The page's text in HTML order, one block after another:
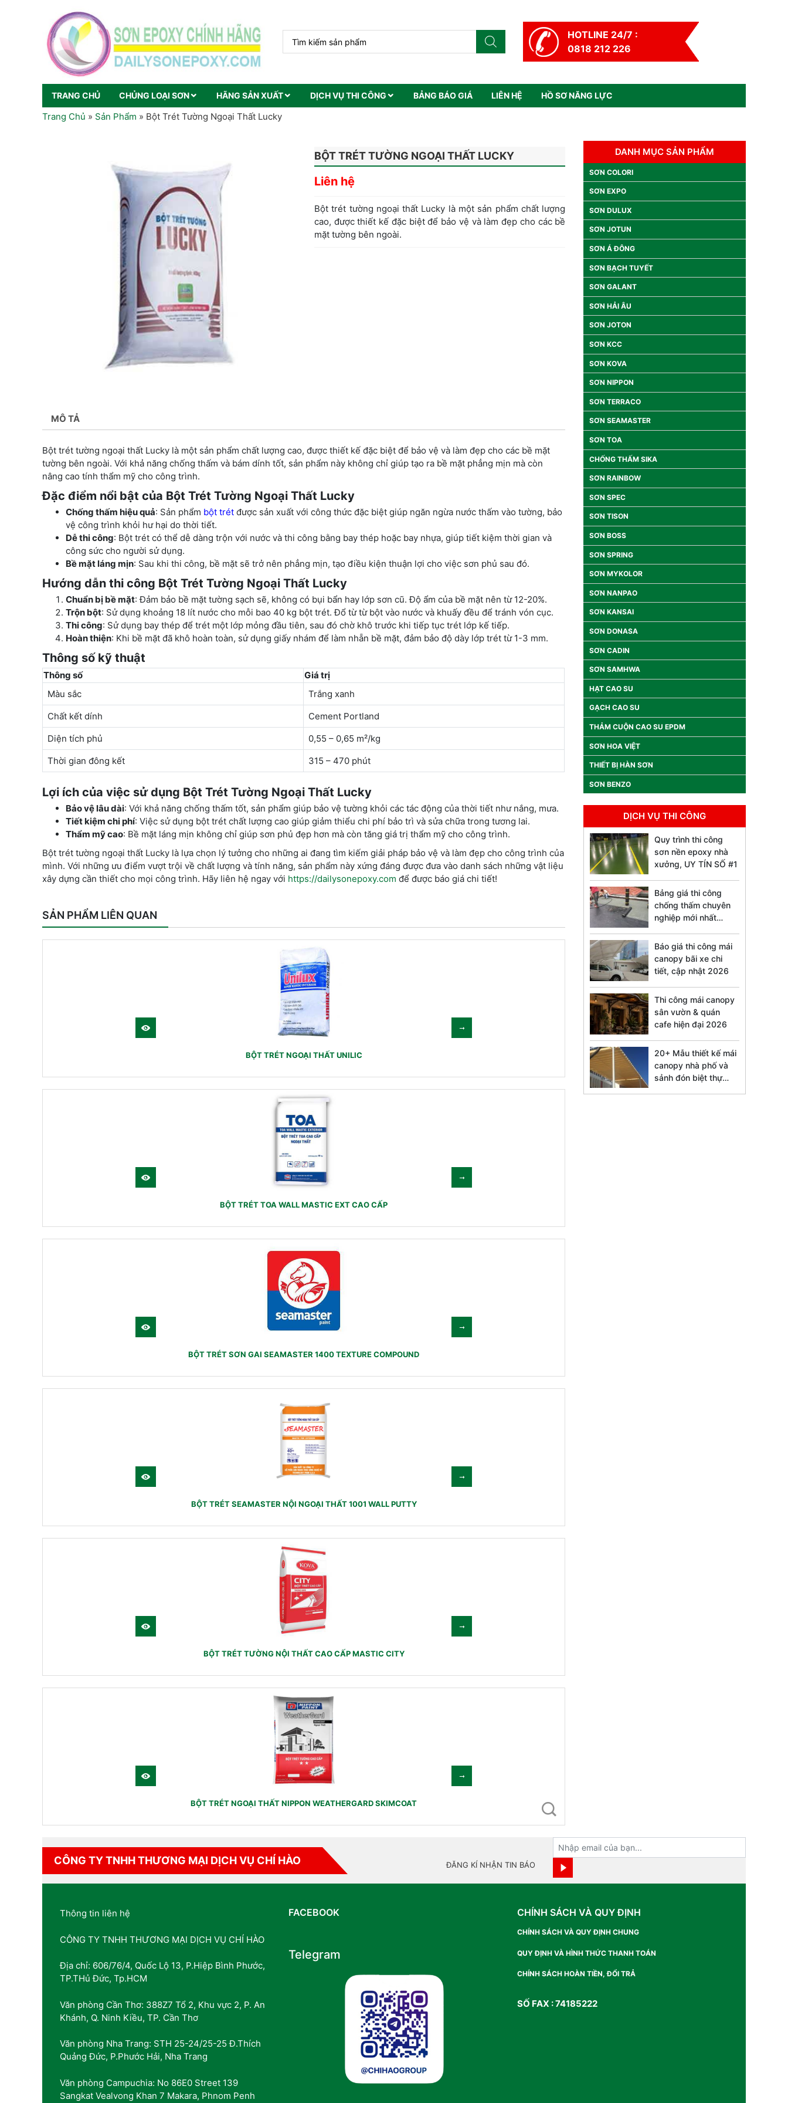
HOTLINE 24/7 :
0818 212 226
TRANG CHỦ CHỦNG LOẠI SƠN HÃNG SẢN XUẤT DỊCH VỤ THI CÔNG BẢNG BÁO GIÁ LIÊN HỆ HỒ SƠ NĂNG LỰC
Trang Chủ » Sản Phẩm » Bột Trét Tường Ngoại Thất Lucky
BỘT TRÉT TƯỜNG NGOẠI THẤT LUCKY
Liên hệ
Bột trét tường ngoại thất Lucky là một sản phẩm chất lượng
cao, được thiết kế đặc biệt để bảo vệ và làm đẹp cho các bề
mặt tường bên ngoài.
MÔ TẢ
Bột trét tường ngoại thất Lucky là một sản phẩm chất lượng cao, được thiết kế đặc biệt để bảo vệ và làm đẹp cho các bề mặt
tường bên ngoài. Với khả năng chống thấm và bám dính tốt, sản phẩm này không chỉ giúp tạo ra bề mặt phẳng mịn mà còn
nâng cao tính thẩm mỹ cho công trình.
Đặc điểm nổi bật của Bột Trét Tường Ngoại Thất Lucky
Chống thấm hiệu quả: Sản phẩm bột trét được sản xuất với công thức đặc biệt giúp ngăn ngừa nước thấm vào tường, bảo
vệ công trình khỏi hư hại do thời tiết.
Dễ thi công: Bột trét có thể dễ dàng trộn với nước và thi công bằng bay thép hoặc bay nhựa, giúp tiết kiệm thời gian và
công sức cho người sử dụng.
Bề mặt láng mịn: Sau khi thi công, bề mặt sẽ trở nên phẳng mịn, tạo điều kiện thuận lợi cho việc sơn phủ sau đó.
Hướng dẫn thi công Bột Trét Tường Ngoại Thất Lucky
Chuẩn bị bề mặt: Đảm bảo bề mặt tường sạch sẽ, không có bụi bẩn hay lớp sơn cũ. Độ ẩm của bề mặt nên từ 12-20%.
Trộn bột: Sử dụng khoảng 18 lít nước cho mỗi bao 40 kg bột trét. Đổ từ từ bột vào nước và khuấy đều để tránh vón cục.
Thi công: Sử dụng bay thép để trét một lớp mỏng đầu tiên, sau đó chờ khô trước khi tiếp tục trét lớp kế tiếp.
Hoàn thiện: Khi bề mặt đã khô hoàn toàn, sử dụng giấy nhám để làm nhẵn bề mặt, đảm bảo độ dày lớp trét từ 1-3 mm.
Thông số kỹ thuật
Thông số
Giá trị
Màu sắc
Trắng xanh
Chất kết dính
Cement Portland
Diện tích phủ
0,55 – 0,65 m²/kg
Thời gian đông kết
315 – 470 phút
Lợi ích của việc sử dụng Bột Trét Tường Ngoại Thất Lucky
Bảo vệ lâu dài: Với khả năng chống thấm tốt, sản phẩm giúp bảo vệ tường khỏi các tác động của thời tiết như nắng, mưa.
Tiết kiệm chi phí: Việc sử dụng bột trét chất lượng cao giúp giảm thiểu chi phí bảo trì và sửa chữa trong tương lai.
Thẩm mỹ cao: Bề mặt láng mịn không chỉ giúp sơn phủ đẹp hơn mà còn tăng giá trị thẩm mỹ cho công trình.
Bột trét tường ngoại thất Lucky là lựa chọn lý tưởng cho những ai đang tìm kiếm giải pháp bảo vệ và làm đẹp cho công trình của
mình. Với những ưu điểm vượt trội về chất lượng và tính năng, sản phẩm này xứng đáng được đưa vào danh sách những vật liệu
xây dựng cần thiết cho mọi công trình. Hãy liên hệ ngay với https://dailysonepoxy.com để được báo giá chi tiết!
SẢN PHẨM LIÊN QUAN
BỘT TRÉT NGOẠI THẤT UNILIC
BỘT TRÉT TOA WALL MASTIC EXT CAO CẤP
BỘT TRÉT SƠN GAI SEAMASTER 1400 TEXTURE COMPOUND
BỘT TRÉT SEAMASTER NỘI NGOẠI THẤT 1001 WALL PUTTY
BỘT TRÉT TƯỜNG NỘI THẤT CAO CẤP MASTIC CITY
BỘT TRÉT NGOẠI THẤT NIPPON WEATHERGARD SKIMCOAT
DANH MỤC SẢN PHẨM
SƠN COLORI
SƠN EXPO
SƠN DULUX
SƠN JOTUN
SƠN Á ĐÔNG
SƠN BẠCH TUYẾT
SƠN GALANT
SƠN HẢI ÂU
SƠN JOTON
SƠN KCC
SƠN KOVA
SƠN NIPPON
SƠN TERRACO
SƠN SEAMASTER
SƠN TOA
CHỐNG THẤM SIKA
SƠN RAINBOW
SƠN SPEC
SƠN TISON
SƠN BOSS
SƠN SPRING
SƠN MYKOLOR
SƠN NANPAO
SƠN KANSAI
SƠN DONASA
SƠN CADIN
SƠN SAMHWA
HẠT CAO SU
GẠCH CAO SU
THẢM CUỘN CAO SU EPDM
SƠN HOA VIỆT
THIẾT BỊ HÀN SƠN
SƠN BENZO
DỊCH VỤ THI CÔNG
Quy trình thi công
sơn nền epoxy nhà
xưởng, UY TÍN SỐ #1
Bảng giá thi công
chống thấm chuyên
nghiệp mới nhất
Báo giá thi công mái
canopy bãi xe chi
tiết, cập nhật 2026
Thi công mái canopy
sân vườn & quán
cafe hiện đại 2026
20+ Mẫu thiết kế mái
canopy nhà phố và
sảnh đón biệt thự
CÔNG TY TNHH THƯƠNG MẠI DỊCH VỤ CHÍ HÀO ĐĂNG KÍ NHẬN TIN BÁO
Thông tin liên hệ
CÔNG TY TNHH THƯƠNG MẠI DỊCH VỤ CHÍ HÀO
Địa chỉ: 606/76/4, Quốc Lộ 13, P.Hiệp Bình Phước,
TP.THủ Đức, Tp.HCM
Văn phòng Cần Thơ: 388Z7 Tổ 2, Khu vực 2, P. An
Khánh, Q. Ninh Kiều, TP. Cần Thơ
Văn phòng Nha Trang: STH 25-24/25-25 Đ.Thích
Quảng Đức, P.Phước Hải, Nha Trang
Văn phòng Campuchia: No 86E0 Street 139
Sangkat Vealvong Khan 7 Makara, Phnom Penh
FACEBOOK
Telegram
CHÍNH SÁCH VÀ QUY ĐỊNH
CHÍNH SÁCH VÀ QUY ĐỊNH CHUNG
QUY ĐỊNH VÀ HÌNH THỨC THANH TOÁN
CHÍNH SÁCH HOÀN TIỀN, ĐỔI TRẢ
SỐ FAX : 74185222